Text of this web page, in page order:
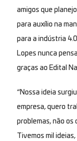
amigos que
para auxílio na
para a indústria
Lopes nunca
graças ao Edital
“Nossa ideia
empresa, quero
problemas, não os
Tivemos mil